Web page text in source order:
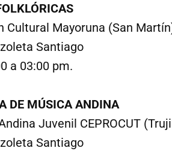
Cultural Mayoruna (San
Santiago
a 03:00 pm.
DE MÚSICA ANDINA
Juvenil CEPROCUT
Santiago